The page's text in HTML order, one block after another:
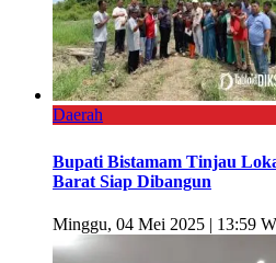
Daerah
Bupati Bistamam Tinjau
Barat Siap Dibangun
Minggu, 04 Mei 2025 | 13:59